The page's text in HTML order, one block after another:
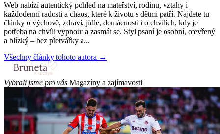
Web nabízí autentický pohled na mateřství, rodinu, vztahy i
každodenní radosti a chaos, které k životu s dětmi patří. Najdete tu
články o výchově, zdraví, jídle, domácnosti i o chvílích, kdy je
potřeba na chvíli vypnout a zasmát se. Styl psaní je osobní, otevřený
a blízký – bez přetvářky a...
Všechny články tohoto autora →
Vybrali jsme pro vás Magazíny a zajímavosti